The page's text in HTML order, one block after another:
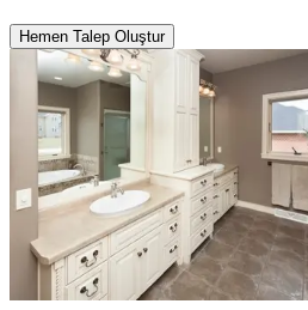
Hemen Talep Oluştur